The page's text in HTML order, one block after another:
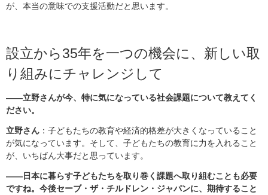
が、本当の意味での支援活動だと思います。
設立から35年を一つの機会に、新しい取
り組みにチャレンジして
――立野さんが今、特に気になっている社会課題について教えてく
ださい。
立野さん ：子どもたちの教育や経済的格差が大きくなっていること
が気になっています。そして、子どもたちの教育に力を入れること
が、いちばん大事だと思っています。
――日本に暮らす子どもたちを取り巻く課題へ取り組むことも必要
ですね。今後セーブ・ザ・チルドレン・ジャパンに、期待すること